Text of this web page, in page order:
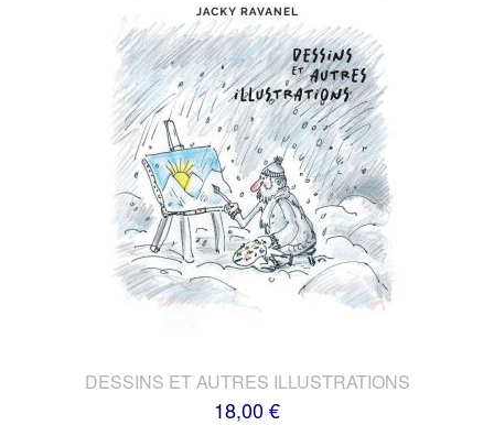
DESSINS ET AUTRES ILLUSTRATIONS
18,00 €